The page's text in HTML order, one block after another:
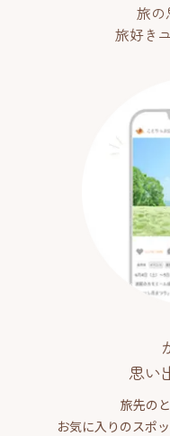
旅の
旅好き
思い
旅先の
お気に入りのスポ